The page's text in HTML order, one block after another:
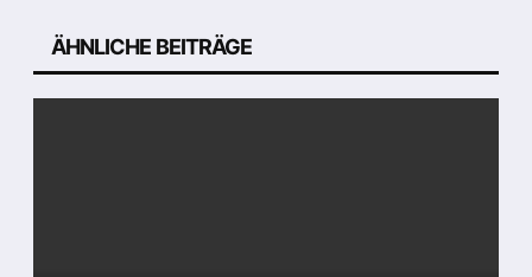
ÄHNLICHE BEITRÄGE